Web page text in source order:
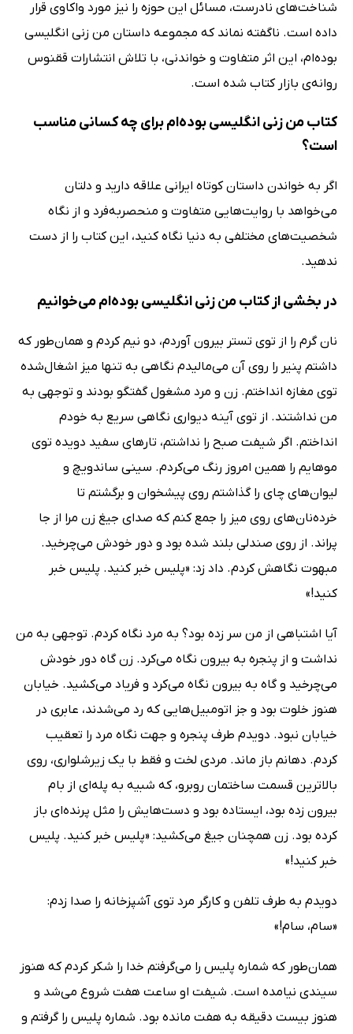
شناخت‌های نادرست، مسائل این حوزه را نیز مورد واکاوی قرار
داده است. ناگفته نماند که مجموعه داستان من زنی انگلیسی
بوده‌ام، این اثر متفاوت و خواندنی، با تلاش انتشارات ققنوس
روانه‌ی بازار کتاب شده است.
کتاب من زنی انگلیسی بوده‌ام برای چه کسانی مناسب
است؟
اگر به خواندن داستان‌ کوتاه ایرانی علاقه دارید و دلتان
می‌خواهد با روایت‌هایی متفاوت و منحصربه‌فرد و از نگاه
شخصیت‌های مختلفی به دنیا نگاه کنید، این کتاب را از دست
ندهید.
در بخشی از کتاب من زنی انگلیسی بوده‌ام می‌خوانیم
نان گرم را از توى تستر بیرون آوردم، دو نیم کردم و همان‌طور که
داشتم پنیر را روى آن مى‌مالیدم نگاهى به تنها میز اشغال‌شده
توى مغازه انداختم. زن و مرد مشغول گفتگو بودند و توجهى به
من نداشتند. از توى آینه دیوارى نگاهى سریع به خودم
انداختم. اگر شیفت صبح را نداشتم، تارهاى سفید دویده توى
موهایم را همین امروز رنگ مى‌کردم. سینى ساندویچ و
لیوان‌هاى چاى را گذاشتم روى پیشخوان و برگشتم تا
خرده‌نان‌هاى روى میز را جمع کنم که صداى جیغ زن مرا از جا
پراند. از روى صندلى بلند شده بود و دور خودش مى‌چرخید.
مبهوت نگاهش کردم. داد زد: «پلیس خبر کنید. پلیس خبر
کنید!»
آیا اشتباهى از من سر زده بود؟ به مرد نگاه کردم. توجهى به من
نداشت و از پنجره به بیرون نگاه مى‌کرد. زن گاه دور خودش
مى‌چرخید و گاه به بیرون نگاه مى‌کرد و فریاد مى‌کشید. خیابان
هنوز خلوت بود و جز اتومبیل‌هایى که رد مى‌شدند، عابرى در
خیابان نبود. دویدم طرف پنجره و جهت نگاه مرد را تعقیب
کردم. دهانم باز ماند. مردى لخت و فقط با یک زیرشلوارى، روى
بالاترین قسمت ساختمان روبرو، که شبیه به پله‌اى از بام
بیرون زده بود، ایستاده بود و دست‌هایش را مثل پرنده‌اى باز
کرده بود. زن همچنان جیغ مى‌کشید: «پلیس خبر کنید. پلیس
خبر کنید!»
دویدم به طرف تلفن و کارگر مرد توى آشپزخانه را صدا زدم:
«سام، سام!»
همان‌طور که شماره پلیس را مى‌گرفتم خدا را شکر کردم که هنوز
سیندى نیامده است. شیفت او ساعت هفت شروع مى‌شد و
هنوز بیست دقیقه به هفت مانده بود. شماره پلیس را گرفتم و